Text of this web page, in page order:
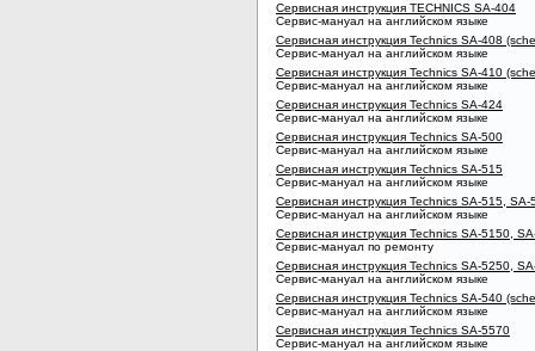
Сервисная инструкция TECHNICS SA-404
Сервис-мануал на английском языке
Сервисная инструкция Technics SA-408
Сервис-мануал на английском языке
Сервисная инструкция Technics SA-410
Сервис-мануал на английском языке
Сервисная инструкция Technics SA-424
Сервис-мануал на английском языке
Сервисная инструкция Technics SA-500
Сервис-мануал на английском языке
Сервисная инструкция Technics SA-515
Сервис-мануал на английском языке
Сервисная инструкция Technics SA-515, SA-
Сервис-мануал на английском языке
Сервисная инструкция Technics SA-5150,
Сервис-мануал по ремонту
Сервисная инструкция Technics SA-5250,
Сервис-мануал на английском языке
Сервисная инструкция Technics SA-540
Сервис-мануал на английском языке
Сервисная инструкция Technics SA-5570
Сервис-мануал на английском языке